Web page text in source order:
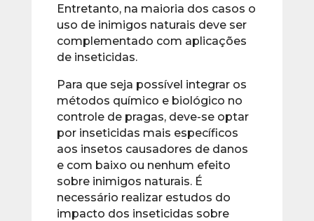
Entretanto, na maioria dos casos o
uso de inimigos naturais deve ser
complementado com aplicações
de inseticidas.
Para que seja possível integrar os
métodos químico e biológico no
controle de pragas, deve-se optar
por inseticidas mais específicos
aos insetos causadores de danos
e com baixo ou nenhum efeito
sobre inimigos naturais. É
necessário realizar estudos do
impacto dos inseticidas sobre